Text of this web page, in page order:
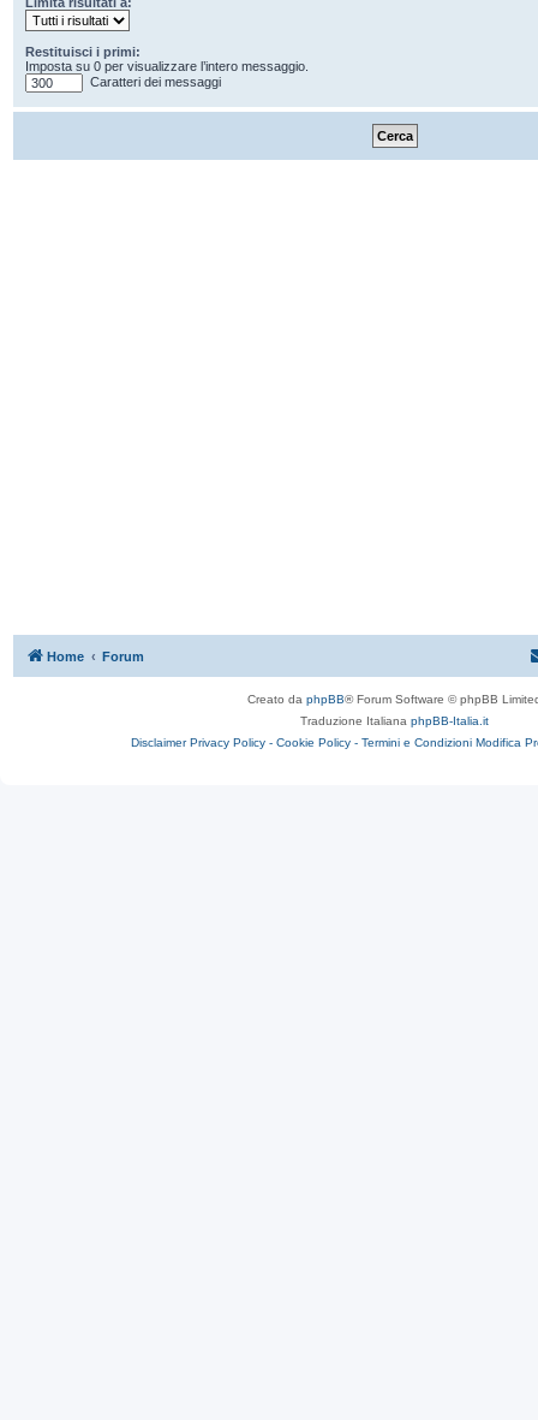
Restituisci i primi:
Imposta su 0 per visualizzare l’intero messaggio.
Caratteri dei messaggi
Home Forum
Creato da phpBB® Forum Software © phpBB
Traduzione Italiana phpBB-Italia.it
Disclaimer Privacy Policy - Cookie Policy - Termini e Condizioni Modifica